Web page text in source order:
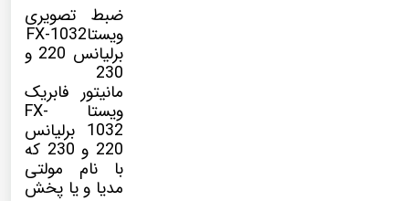
ضبط تصویری
ویستاFX-1032
برلیانس 220 و
230
مانیتور فابریک
ویستا FX-
1032 برلیانس
220 و 230 که
با نام مولتی
مدیا و یا پخش